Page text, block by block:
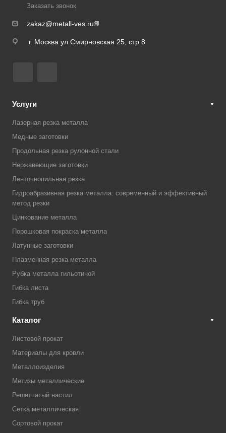
Заказать звонок
zakaz@metall-ves.ru
г. Москва ул Смирновская 25, стр 8
Услуги
Лазерная резка металла
Медные заготовки
Продольная резка рулонной стали
Нержавеющие заготовки
Ленточнопильная резка
Гидроабразивная резка металла: современный и эффективный
метод резки
Цинкование металла
Порошковая покраска металла
Латунные заготовки
Плазменная резка металла
Рубка металла гильотиной
Гибка листа
Гибка труб
Каталог
Листовой прокат
Материалы для кровли
Металлоизделия
Метизы металлические
Решетчатый настил
Сетка металлическая
Сортовой прокат